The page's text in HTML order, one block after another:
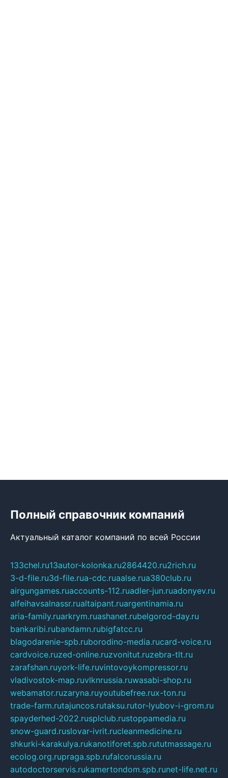
Полный справочник компаний
Актуальный каталог компаний по всей России
133chel.ru13autor-kolonka.ru2864420.ru2rich.ru
3-d-file.ru3d-file.rua-cdc.ruaalse.rua380club.ru
airgungames.ruaccounts-112.ruadler-jun.ruadonyev.ru
alfeihavsalnassr.rualtaipant.ruargentinamia.ru
aria-family.ruarkrym.ruashanet.rubelgorod-day.ru
bankaribi.rubandamn.rubigfatcc.ru
blagodarenie-spb.ruborodino-media.rucard-voice.ru
cardvoice.ruzed-online.ruzvonitut.ruzebra-tlt.ru
zarafshan.ruyork-life.ruvintovoykompressor.ru
vladivostok-map.ruvlknrussia.ruwasabi-shop.ru
webamator.ruzaryna.ruyoutubefree.rux-ton.ru
trade-farm.rutajuncos.rutaksu.rutor-lyubov-i-grom.ru
spayderhed-2022.rusplclub.rustoppamedia.ru
snow-guard.ruslovar-ivrit.rucleanmedicine.ru
shkurki-karakulya.rukanotiforet.spb.rututmassage.ru
ecolog.org.rupraga.spb.rufalcorussia.ru
autodoctorservis.rukamertondom.spb.runet-life.net.ru